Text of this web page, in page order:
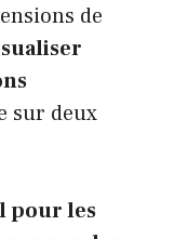
de
sur deux
pour les